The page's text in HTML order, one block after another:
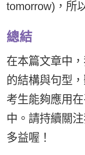
tomorrow)，所
總結
在本篇文章中
的結構與句型
考生能夠應用
中。請持續關
多益喔！